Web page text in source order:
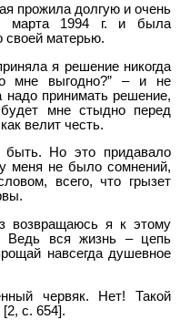
прожила долгую и очень
марта 1994 г. и была
своей матерью.
я решение никогда
мне выгодно?” – и не
надо принимать решение,
мне стыдно перед
велит честь.
быть. Но это придавало
меня не было сомнений,
всего, что грызет
возвращаюсь я к этому
Ведь вся жизнь – цепь
навсегда душевное
червяк. Нет! Такой
c. 654].